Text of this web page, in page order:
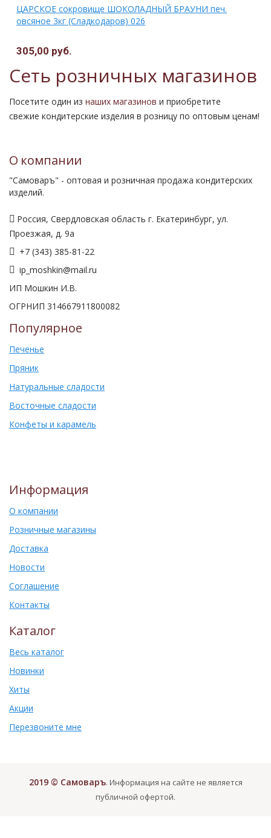
ЦАРСКОЕ сокровище ШОКОЛАДНЫЙ БРАУНИ печ.
овсяное 3кг (Сладкодаров) 026
305,00 руб.
Сеть розничных магазинов
Посетите один из наших магазинов и приобретите
свежие кондитерские изделия в розницу по оптовым ценам!
О компании
"Самоваръ" - оптовая и розничная продажа кондитерских
изделий.
Россия, Свердловская область г. Екатеринбург, ул.
Проезжая, д. 9а
+7 (343) 385-81-22
ip_moshkin@mail.ru
ИП Мошкин И.В.
ОГРНИП 314667911800082
Популярное
Печенье
Пряник
Натуральные сладости
Восточные сладости
Конфеты и карамель
Информация
О компании
Розничные магазины
Доставка
Новости
Соглашение
Контакты
Каталог
Весь каталог
Новинки
Хиты
Акции
Перезвоните мне
2019 © Самоваръ. Информация на сайте не является
публичной офертой.